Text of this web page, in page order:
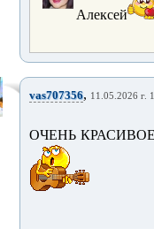
Алексей
vas707356, 11.05.2026 г.
ОЧЕНЬ